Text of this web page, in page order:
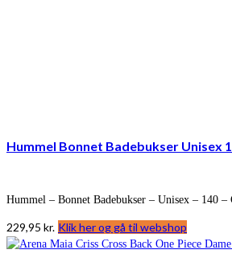
Hummel Bonnet Badebukser Unisex
Hummel – Bonnet Badebukser – Unisex – 140 –
229,95 kr. Klik her og gå til webshop